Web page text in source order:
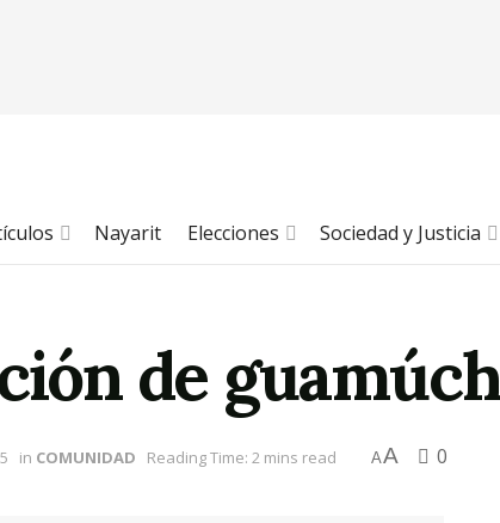
Nayarit Elecciones Sociedad y Justicia
de
in COMUNIDAD Reading Time: 2 mins read AA 0